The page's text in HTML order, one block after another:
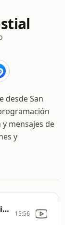
desde San
mensajes de
y
Lléname de tu presencia Primicia 2026 15:56